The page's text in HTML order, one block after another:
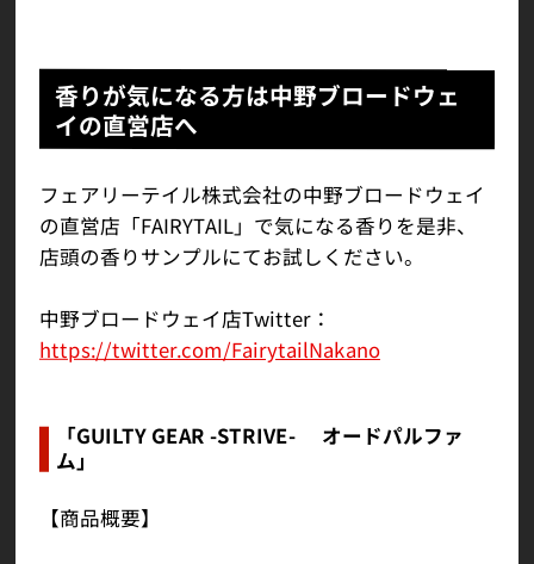
香りが気になる方は中野ブロードウェ
イの直営店へ
フェアリーテイル株式会社の中野ブロードウェイ
の直営店「FAIRYTAIL」で気になる香りを是非、
店頭の香りサンプルにてお試しください。
中野ブロードウェイ店Twitter：
https://twitter.com/FairytailNakano
「GUILTY GEAR -STRIVE- オードパルファ
ム」
【商品概要】